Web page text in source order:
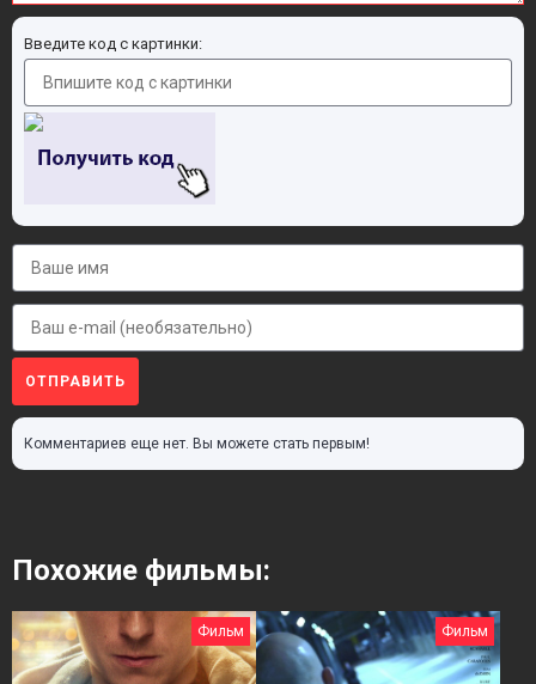
Введите код с картинки:
ОТПРАВИТЬ
Комментариев еще нет. Вы можете стать первым!
Похожие фильмы:
Фильм Фильм